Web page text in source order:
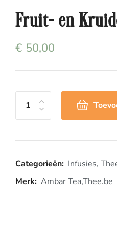
Fruit- en
€ 50,00
Categorieën: Infusies,
Merk: Ambar Tea,Thee.be